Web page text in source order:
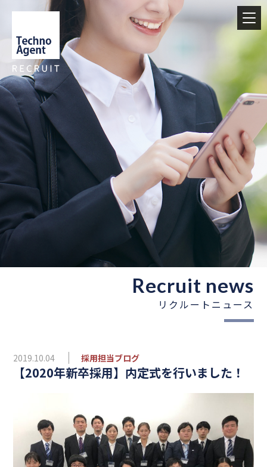
Recruit news
リクルートニュース
2019.10.04 採用担当ブログ
【2020年新卒採用】内定式を行いました！